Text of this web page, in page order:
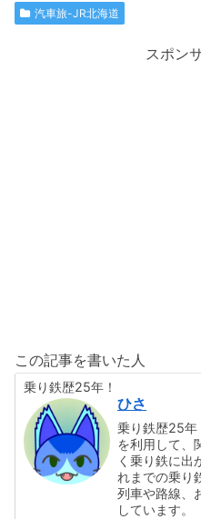
汽車旅-JR北海道
スポン
この記事を書いた人
乗り鉄歴25年！
ひさ
乗り鉄歴25年
を利用して、
く乗り鉄に出
れまでの乗り
列車や路線、
しています。